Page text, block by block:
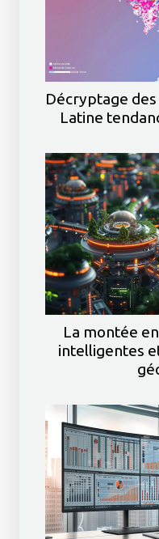
Décryptage
Latine
La montée
intelligentes